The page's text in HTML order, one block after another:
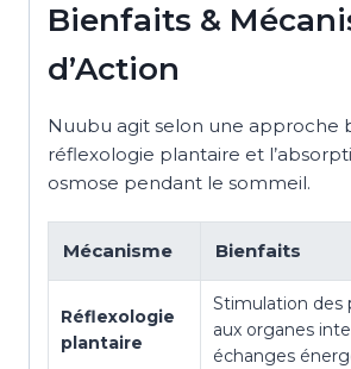
Bienfaits &
d’Action
Nuubu agit selon une approche
réflexologie plantaire et
osmose pendant le sommeil.
Mécanisme Bienfaits
Réflexologie
plantaire
Stimulation des
aux organes
échanges